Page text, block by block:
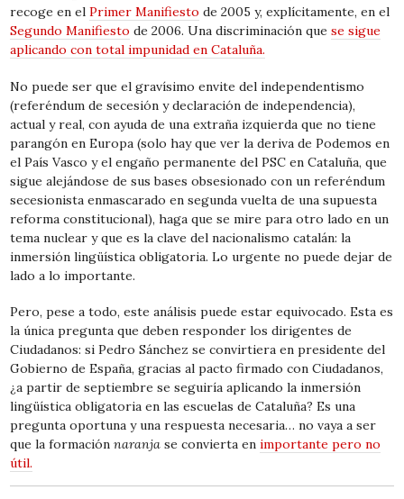
recoge en elPrimer Manifiesto de 2005 y, explícitamente, en el
Segundo Manifiesto de 2006. Una discriminación quese sigue
aplicando con total impunidad en Cataluña.
No puede ser que el gravísimo envite del independentismo
(referéndum de secesión y declaración de independencia),
actual y real, con ayuda de una extraña izquierda que no tiene
parangón en Europa (solo hay que ver la deriva de Podemos en
el País Vasco y el engaño permanente del PSC en Cataluña, que
sigue alejándose de sus bases obsesionado con un referéndum
secesionista enmascarado en segunda vuelta de una supuesta
reforma constitucional), haga que se mire para otro lado en un
tema nuclear y que es la clave del nacionalismo catalán: la
inmersión lingüística obligatoria. Lo urgente no puede dejar de
lado a lo importante.
Pero, pese a todo, este análisis puede estar equivocado. Esta es
la única pregunta que deben responder los dirigentes de
Ciudadanos: si Pedro Sánchez se convirtiera en presidente del
Gobierno de España, gracias al pacto firmado con Ciudadanos,
¿a partir de septiembre se seguiría aplicando la inmersión
lingüística obligatoria en las escuelas de Cataluña? Es una
pregunta oportuna y una respuesta necesaria… no vaya a ser
que la formaciónnaranja se convierta enimportante pero no
útil.